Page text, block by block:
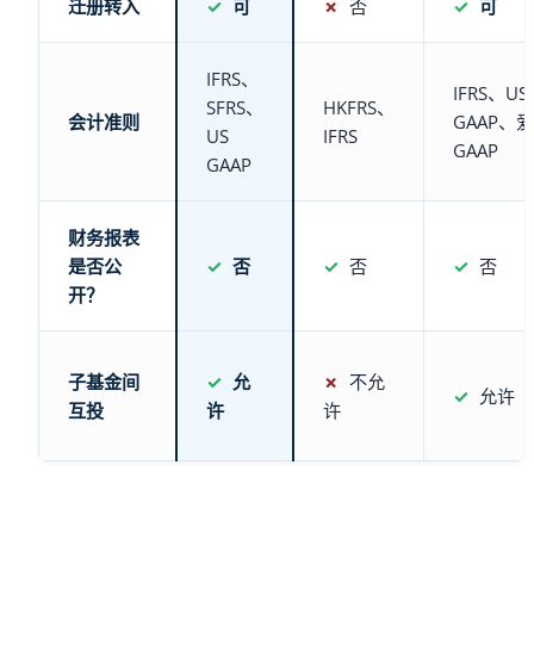
迁册转入 ✓ 可 ✗ 否 ✓ 可
会计准则
IFRS、
SFRS、
US
GAAP
HKFRS、
IFRS
IFRS、US
GAAP、
GAAP
财务报表
是否公
开？
✓ 否 ✓ 否 ✓ 否
子基金间
互投
✓ 允
许
✗ 不允
许
✓ 允许